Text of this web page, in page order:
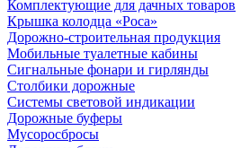
Комплектующие для дачных товаров
Крышка колодца «Роса»
Дорожно-строительная продукция
Мобильные туалетные кабины
Сигнальные фонари и гирлянды
Столбики дорожные
Системы световой индикации
Дорожные буферы
Мусоросбросы